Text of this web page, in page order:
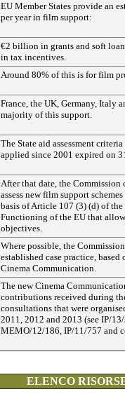
EU Member States provide an
per year in film support:
€2 billion in grants and soft
in tax incentives.
Around 80% of this is for film
France, the UK, Germany, Italy
majority of this support.
The State aid assessment
applied since 2001 expired on
After that date, the Commission
assess new film support
basis of Article 107 (3) (d) of
Functioning of the EU that
objectives.
Where possible, the
established case practice, based
Cinema Communication.
The new Cinema
contributions received during
consultations that were
2011, 2012 and 2013 (see IP/
MEMO/12/186, IP/11/757 and
ELENCO